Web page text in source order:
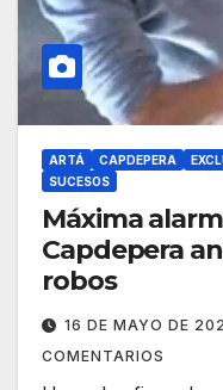
ARTÁ CAPDEPERA
SUCESOS
Máxima
Capdepera
robos
16 DE MAYO DE
COMENTARIOS